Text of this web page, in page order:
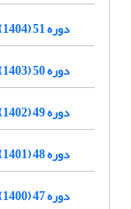
دوره 51 (1404)
دوره 50 (1403)
دوره 49 (1402)
دوره 48 (1401)
دوره 47 (1400)